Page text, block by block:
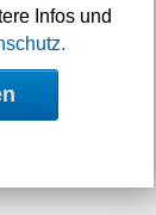
erhalten.
Infos und